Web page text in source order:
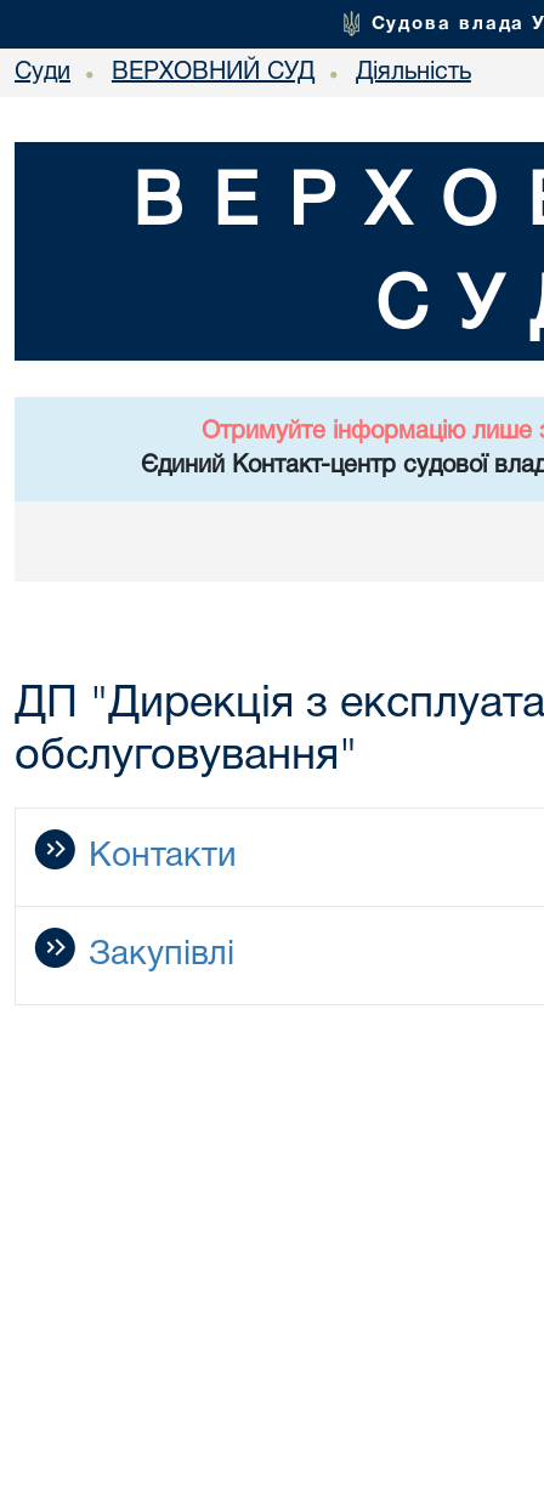
Судова влада
Суди • ВЕРХОВНИЙ СУД • Діяльність
Отримуйте інформацію лише
Єдиний Контакт-центр судової
ДП "Дирекція з
обслуговування"
Контакти
Закупівлі